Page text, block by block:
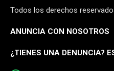
Todos los derechos
ANUNCIA CON NOSOTROS
¿TIENES UNA DENUNCIA?